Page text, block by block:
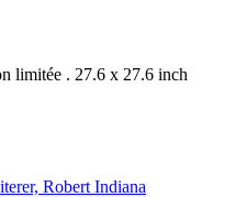
limitée . 27.6 x 27.6 inch